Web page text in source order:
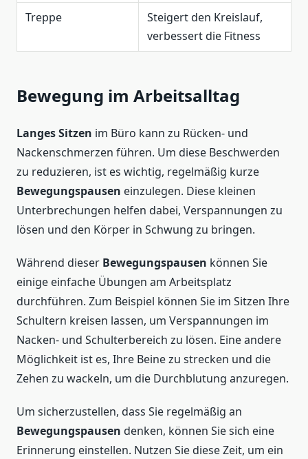
Treppe
Steigert den Kreislauf,
verbessert die Fitness
Bewegung im Arbeitsalltag
Langes Sitzen im Büro kann zu Rücken- und
Nackenschmerzen führen. Um diese Beschwerden
zu reduzieren, ist es wichtig, regelmäßig kurze
Bewegungspausen einzulegen. Diese kleinen
Unterbrechungen helfen dabei, Verspannungen zu
lösen und den Körper in Schwung zu bringen.
Während dieser Bewegungspausen können Sie
einige einfache Übungen am Arbeitsplatz
durchführen. Zum Beispiel können Sie im Sitzen Ihre
Schultern kreisen lassen, um Verspannungen im
Nacken- und Schulterbereich zu lösen. Eine andere
Möglichkeit ist es, Ihre Beine zu strecken und die
Zehen zu wackeln, um die Durchblutung anzuregen.
Um sicherzustellen, dass Sie regelmäßig an
Bewegungspausen denken, können Sie sich eine
Erinnerung einstellen. Nutzen Sie diese Zeit, um ein